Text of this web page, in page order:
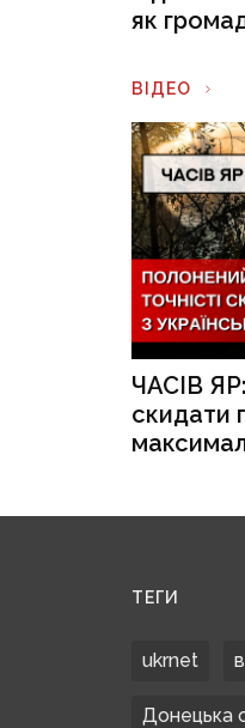
як
ВІДЕО
ЧАСІВ
скидати
ТЕГИ
ukrnet
Донецька